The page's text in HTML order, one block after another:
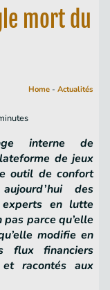
mort du
Home - Actualités
interne de
de jeux
outil de confort
des
experts en lutte
parce qu’elle
modifie en
flux financiers
racontés aux